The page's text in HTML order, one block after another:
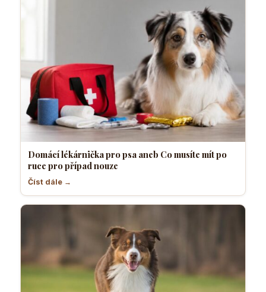
Domácí lékárnička pro psa aneb Co musíte mít po
ruce pro případ nouze
Číst dále →